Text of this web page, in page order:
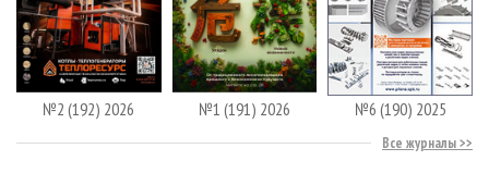
№2 (192) 2026 №1 (191) 2026 №6 (190) 2025
Все журналы